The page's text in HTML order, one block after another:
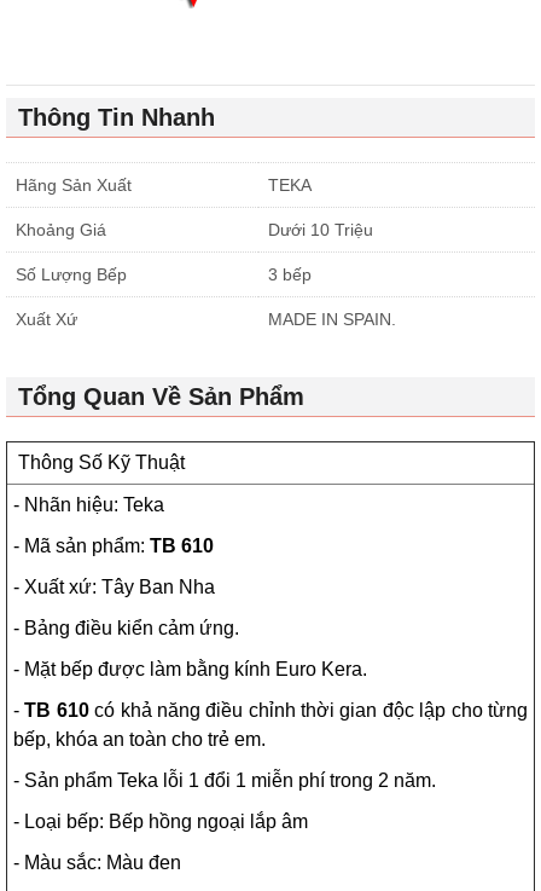
Thông Tin Nhanh
Hãng Sản Xuất TEKA
Khoảng Giá Dưới 10 Triệu
Số Lượng Bếp 3 bếp
Xuất Xứ MADE IN SPAIN.
Tổng Quan Về Sản Phẩm
Thông Số Kỹ Thuật
- Nhãn hiệu: Teka
- Mã sản phẩm: TB 610
- Xuất xứ: Tây Ban Nha
- Bảng điều kiển cảm ứng.
- Mặt bếp được làm bằng kính Euro Kera.
-TB 610có khả năng điều chỉnh thời gian độc lập cho từng
bếp, khóa an toàn cho trẻ em.
- Sản phẩm Teka lỗi 1 đổi 1 miễn phí trong 2 năm.
- Loại bếp: Bếp hồng ngoại lắp âm
- Màu sắc: Màu đen